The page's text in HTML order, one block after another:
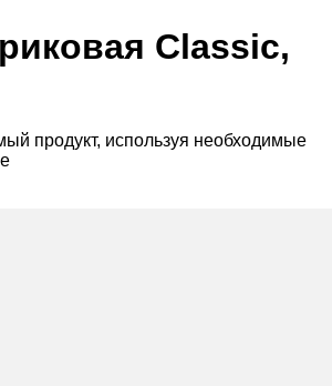
Classic,
продукт, используя необходимые